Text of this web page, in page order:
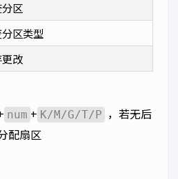
区
区类型
改
num + K/M/G/T/P ，若无后
配扇区